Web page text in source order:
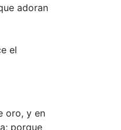
adoran
el
oro, y en
porque